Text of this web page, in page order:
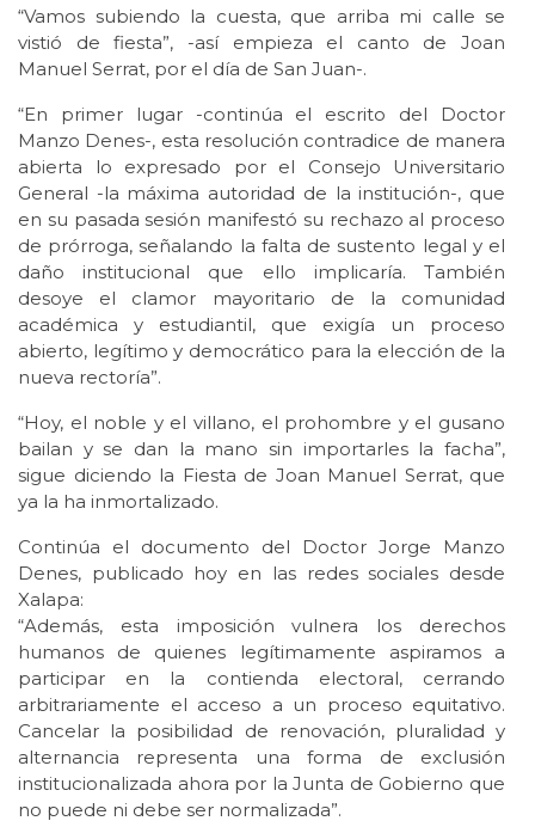
“Vamos subiendo la cuesta, que arriba mi calle se
vistió de fiesta”, -así empieza el canto de Joan
Manuel Serrat, por el día de San Juan-.
“En primer lugar -continúa el escrito del Doctor
Manzo Denes-, esta resolución contradice de manera
abierta lo expresado por el Consejo Universitario
General -la máxima autoridad de la institución-, que
en su pasada sesión manifestó su rechazo al proceso
de prórroga, señalando la falta de sustento legal y el
daño institucional que ello implicaría. También
desoye el clamor mayoritario de la comunidad
académica y estudiantil, que exigía un proceso
abierto, legítimo y democrático para la elección de la
nueva rectoría”.
“Hoy, el noble y el villano, el prohombre y el gusano
bailan y se dan la mano sin importarles la facha”,
sigue diciendo la Fiesta de Joan Manuel Serrat, que
ya la ha inmortalizado.
Continúa el documento del Doctor Jorge Manzo
Denes, publicado hoy en las redes sociales desde
Xalapa:
“Además, esta imposición vulnera los derechos
humanos de quienes legítimamente aspiramos a
participar en la contienda electoral, cerrando
arbitrariamente el acceso a un proceso equitativo.
Cancelar la posibilidad de renovación, pluralidad y
alternancia representa una forma de exclusión
institucionalizada ahora por la Junta de Gobierno que
no puede ni debe ser normalizada”.